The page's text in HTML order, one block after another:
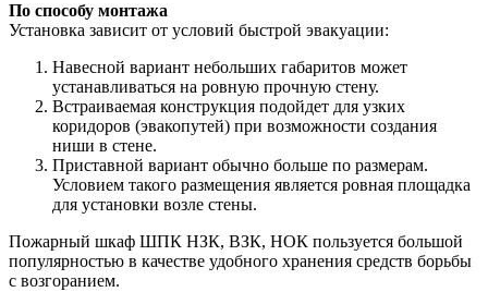
По способу монтажа
Установка зависит от условий быстрой эвакуации:
Навесной вариант небольших габаритов может
устанавливаться на ровную прочную стену.
Встраиваемая конструкция подойдет для узких
коридоров (эвакопутей) при возможности создания
ниши в стене.
Приставной вариант обычно больше по размерам.
Условием такого размещения является ровная площадка
для установки возле стены.
Пожарный шкаф ШПК НЗК, ВЗК, НОК пользуется большой
популярностью в качестве удобного хранения средств борьбы
с возгоранием.